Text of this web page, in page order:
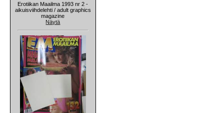
Erotiikan Maailma 1993 nr 2 -
aikuisviihdelehti / adult graphics
magazine
Näytä